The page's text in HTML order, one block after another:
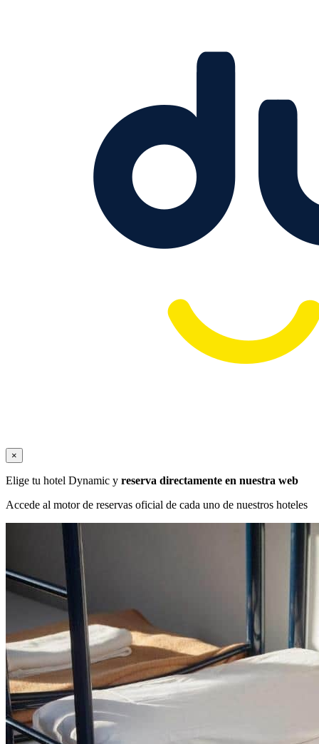
×
Elige tu hotel Dynamic y reserva directamente en nuestra web
Accede al motor de reservas oficial de cada uno de nuestros hoteles